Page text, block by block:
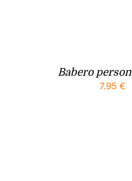
Babero
7.95 €